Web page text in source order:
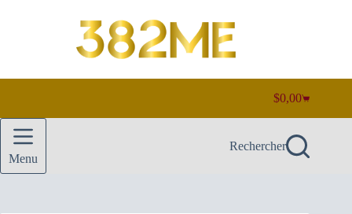
Panier
d’achat
$0,00
Menu
Rechercher